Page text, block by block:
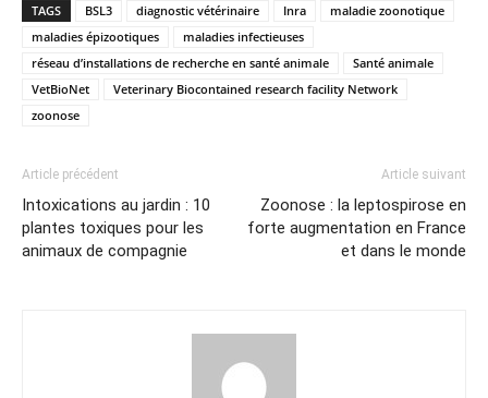
TAGS BSL3 diagnostic vétérinaire Inra
maladie zoonotique
maladies épizootiques
maladies infectieuses
réseau d’installations de recherche en santé animale
Santé animale
VetBioNet
Veterinary Biocontained research facility Network
zoonose
Article précédent
Intoxications au jardin : 10
plantes toxiques pour les
animaux de compagnie
Article suivant
Zoonose : la leptospirose en
forte augmentation en France
et dans le monde